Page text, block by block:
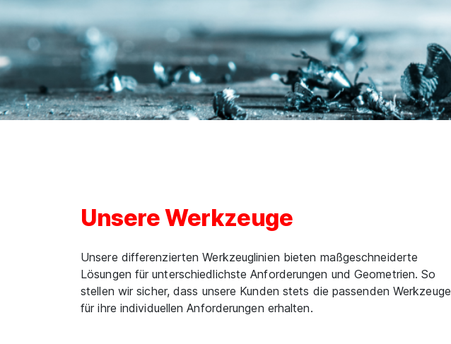
Unsere Werkzeuge
Unsere differenzierten Werkzeuglinien bieten maßgeschneiderte
Lösungen für unterschiedlichste Anforderungen und Geometrien. So
stellen wir sicher, dass unsere Kunden stets die passenden Werkzeuge
für ihre individuellen Anforderungen erhalten.